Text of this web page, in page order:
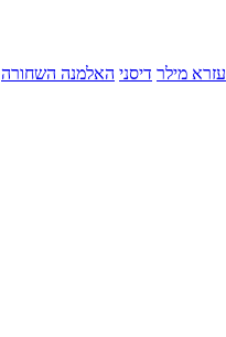
עזרא מילר דיסני האלמנה השחורה